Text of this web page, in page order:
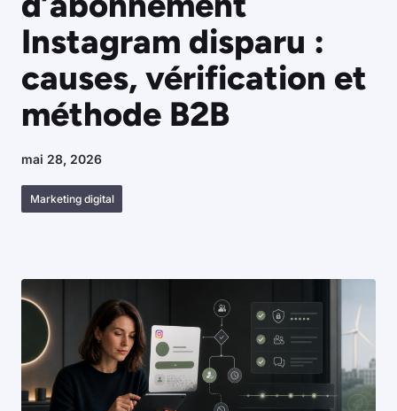
Instagram disparu :
causes, vérification et
méthode B2B
mai 28, 2026
Marketing digital